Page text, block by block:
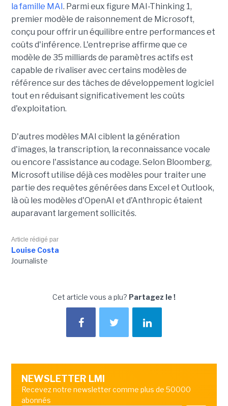
la famille MAI . Parmi eux figure MAI-Thinking 1,
premier modèle de raisonnement de Microsoft,
conçu pour offrir un équilibre entre performances et
coûts d'inférence. L'entreprise affirme que ce
modèle de 35 milliards de paramètres actifs est
capable de rivaliser avec certains modèles de
référence sur des tâches de développement logiciel
tout en réduisant significativement les coûts
d'exploitation.
D'autres modèles MAI ciblent la génération
d'images, la transcription, la reconnaissance vocale
ou encore l'assistance au codage. Selon Bloomberg,
Microsoft utilise déjà ces modèles pour traiter une
partie des requêtes générées dans Excel et Outlook,
là où les modèles d'OpenAI et d'Anthropic étaient
auparavant largement sollicités.
Article rédigé par
Louise Costa
Journaliste
Cet article vous a plu? Partagez le !
NEWSLETTER LMI
Recevez notre newsletter comme plus de 50000
abonnés